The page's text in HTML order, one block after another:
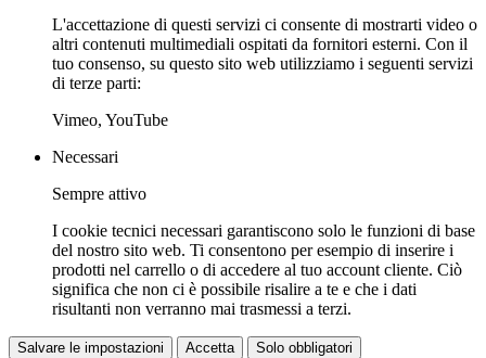
L'accettazione di questi servizi ci consente di mostrarti video o
altri contenuti multimediali ospitati da fornitori esterni. Con il
tuo consenso, su questo sito web utilizziamo i seguenti servizi
di terze parti:
Vimeo, YouTube
Necessari
Sempre attivo
I cookie tecnici necessari garantiscono solo le funzioni di base
del nostro sito web. Ti consentono per esempio di inserire i
prodotti nel carrello o di accedere al tuo account cliente. Ciò
significa che non ci è possibile risalire a te e che i dati
risultanti non verranno mai trasmessi a terzi.
Salvare le impostazioni Accetta Solo obbligatori